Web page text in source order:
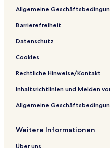
Allgemeine
Barrierefreiheit
Datenschutz
Cookies
Rechtliche Hinweise/Kontakt
Inhaltsrichtlinien und Melden
Allgemeine
Weitere Informationen
Über uns